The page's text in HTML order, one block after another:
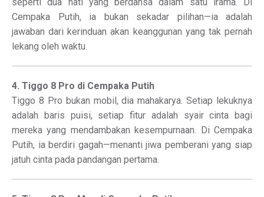
Cempaka Putih, ia bukan sekadar pilihan—ia adalah
jawaban dari kerinduan akan keanggunan yang tak pernah
lekang oleh waktu.
4. Tiggo 8 Pro di Cempaka Putih
Tiggo 8 Pro bukan mobil, dia mahakarya. Setiap lekuknya
adalah baris puisi, setiap fitur adalah syair cinta bagi
mereka yang mendambakan kesempurnaan. Di Cempaka
Putih, ia berdiri gagah—menanti jiwa pemberani yang siap
jatuh cinta pada pandangan pertama.